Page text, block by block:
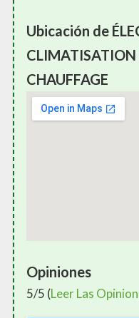
Ubicación de
CLIMATISATION
CHAUFFAGE
Opiniones
5/5 (Leer Las